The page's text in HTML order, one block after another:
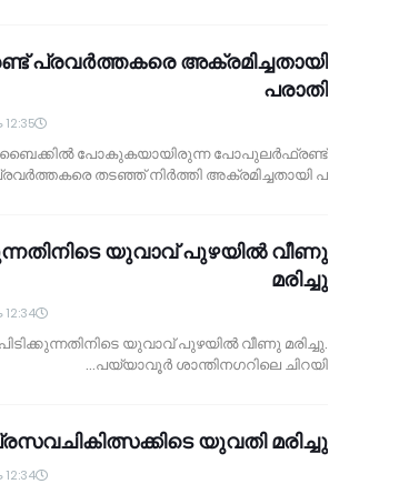
പ്രവര്‍ത്തകരെ അക്രമിച്ചതായി
പരാതി
12:35 ص
ബൈക്കില്‍ പോകുകയായിരുന്ന പോപുലര്‍ഫ്രണ്ട്
തടഞ്ഞ് നിര്‍ത്തി അക്രമിച്ചതായി പ…
യുവാവ് പുഴയില്‍ വീണു
മരിച്ചു
12:34 ص
യുവാവ് പുഴയില്‍ വീണു മരിച്ചു.
പയ്യാവൂര്‍ ശാന്തിനഗറിലെ ചിറയി…
യുവതി മരിച്ചു
12:34 ص